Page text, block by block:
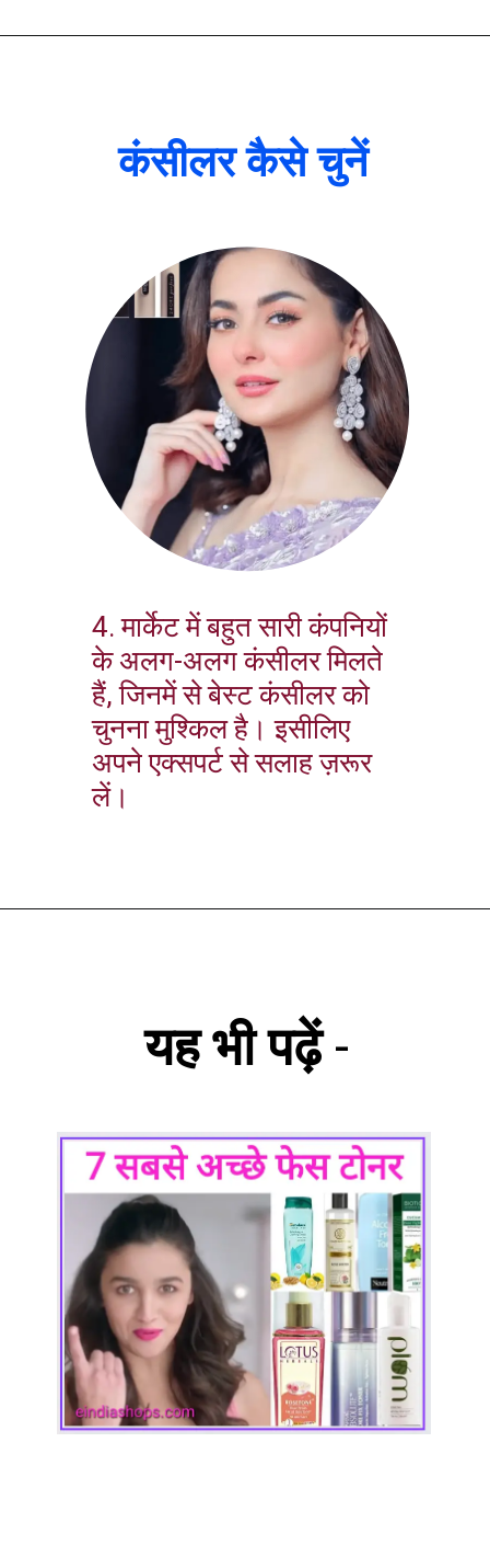
4. मार्केट में बहुत सारी कंपनियों
के अलग-अलग कंसीलर मिलते
हैं, जिनमें से बेस्ट कंसीलर को
चुनना मुश्किल है। इसीलिए
अपने एक्सपर्ट से सलाह ज़रूर
लें।
कंसीलर कैसे चुनें
यह भी पढ़ें-